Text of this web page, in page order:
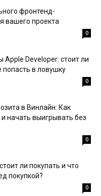
фронтенд-
вашего проекта
0
Apple Developer: стоит ли
попасть в ловушку
0
в Винлайн: Как
начать выигрывать без
0
ли покупать и что
покупкой?
0